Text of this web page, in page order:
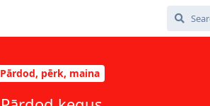
Pārdod, pērk, maina